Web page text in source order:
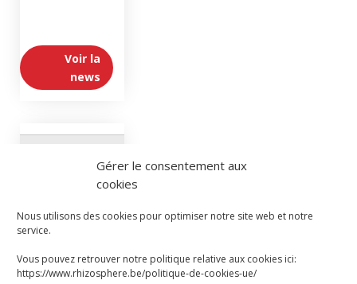
Gérer le consentement aux
cookies
Nous utilisons des cookies pour optimiser notre site web et notre
service.
Vous pouvez retrouver notre politique relative aux cookies ici:
https://www.rhizosphere.be/politique-de-cookies-ue/
Voir la
news
news
THÉATRALE
« UN
OUVRAGE